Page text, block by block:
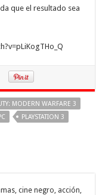
que el resultado sea
MODERN WARFARE 3
PLAYSTATION 3
cine negro, acción,